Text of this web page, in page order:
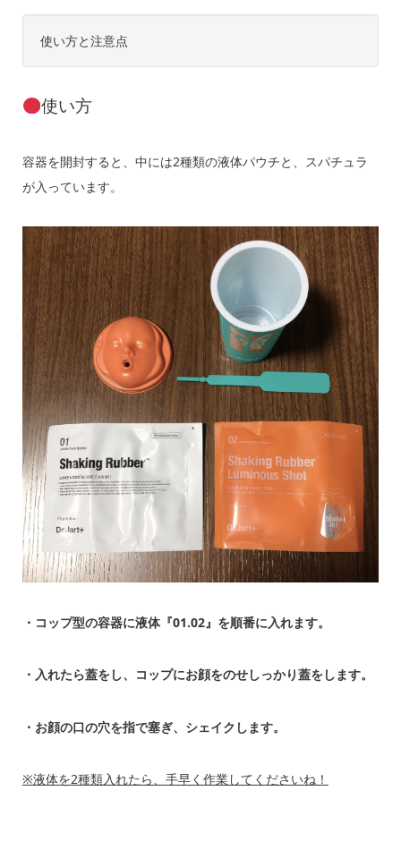
使い方と注意点
使い方
容器を開封すると、中には2種類の液体パウチと、スパチュラ
が入っています。
・コップ型の容器に液体『01.02』を順番に入れます。
・入れたら蓋をし、コップにお顔をのせしっかり蓋をします。
・お顔の口の穴を指で塞ぎ、シェイクします。
※液体を2種類入れたら、手早く作業してくださいね！